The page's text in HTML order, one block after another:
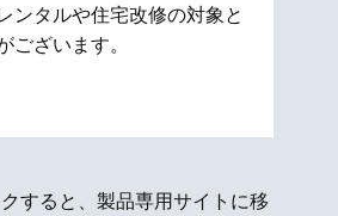
ンタルや住宅改修の対象と
ございます。
すると、製品専用サイトに移